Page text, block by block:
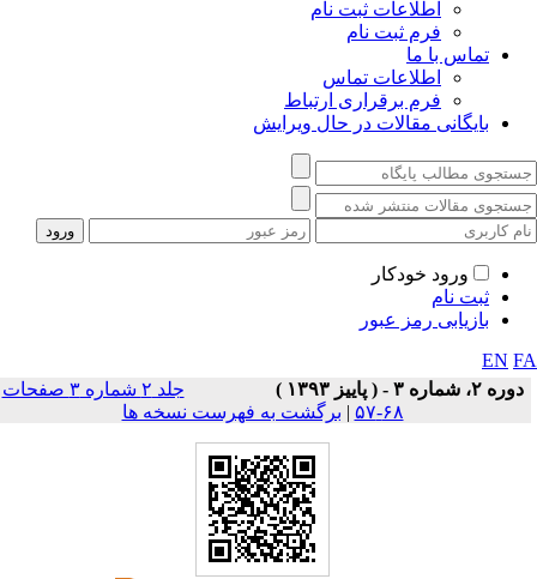
اطلاعات ثبت نام
فرم ثبت نام
تماس با ما
اطلاعات تماس
فرم برقراری ارتباط
بایگانی مقالات در حال ویرایش
ورود خودکار
ثبت نام
بازیابی رمز عبور
EN
دوره ۲، شماره ۳ - ( پاييز ۱۳۹۳ )
جلد ۲ شماره ۳ صفحات
۶۸-۵۷
| برگشت به فهرست نسخه ها